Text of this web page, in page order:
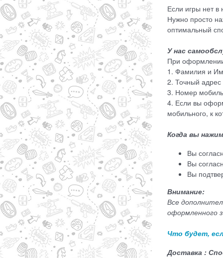
Если игры нет
Нужно просто
оптимальный
У нас
При
1. Фамилия и
2. Точный
3. Номер
4. Если вы
мобильного, к
Когда вы
Вы
Вы
Вы
Внимание:
Все
оформленного
Что будет,
Доставка :